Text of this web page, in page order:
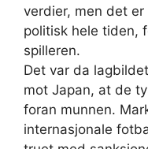
verdier, men det
politisk hele tiden,
spilleren.
Det var da
mot Japan, at de
foran munnen.
internasjonale